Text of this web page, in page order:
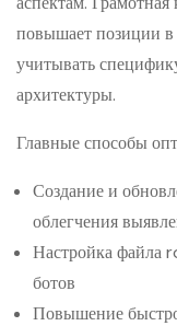
повышает позиции в
учитывать
архитектуры.
Главные способы
Создание и
облегчения
Настройка файла
ботов
Повышение